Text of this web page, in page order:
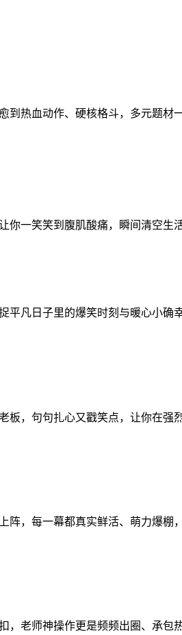
到热血动作、硬核格斗，多元题
一笑笑到腹肌酸痛，瞬间清空生
凡日子里的爆笑时刻与暖心小确
，句句扎心又戳笑点，让你在强
，每一幕都真实鲜活、萌力爆棚
老师神操作更是频频出圈、承包